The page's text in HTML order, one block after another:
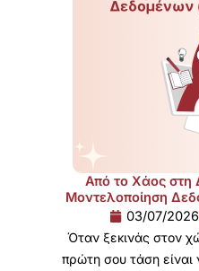
Από το Χάος στη
Μοντελοποίηση
03/07/2026
Όταν ξεκινάς στον
πρώτη σου τάση